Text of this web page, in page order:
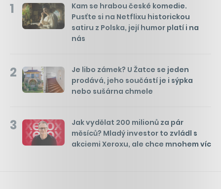
1
Kam se hrabou české komedie.
Pusťte si na Netflixu historickou
satiru z Polska, její humor platí i na
nás
2
Je libo zámek? U Žatce se jeden
prodává, jeho součástí je i sýpka
nebo sušárna chmele
3
Jak vydělat 200 milionů za pár
měsíců? Mladý investor to zvládl s
akciemi Xeroxu, ale chce mnohem víc